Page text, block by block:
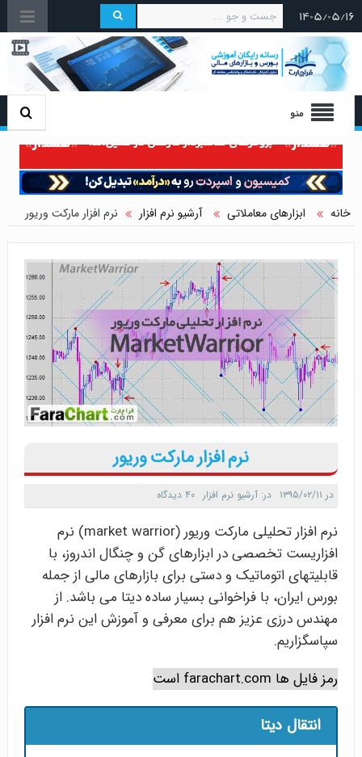
۱۴۰۵/۰۵/۱۶
منو
خانه ابزارهای معاملاتی آرشیو نرم افزار نرم افزار مارکت وریور
نرم افزار مارکت وریور
در ۱۳۹۵/۰۲/۱۱ در: آرشیو نرم افزار ۴۰ دیدگاه
نرم افزار تحلیلی مارکت وریور (market warrior) نرم
افزاریست تخصصی در ابزارهای گن و چنگال اندروز، با
قابلیتهای اتوماتیک و دستی برای بازارهای مالی از جمله
بورس ایران، با فراخوانی بسیار ساده دیتا می باشد. از
مهندس درزی عزیز هم برای معرفی و آموزش این نرم افزار
سپاسگزاریم.
رمز فایل ها farachart.com است
انتقال دیتا